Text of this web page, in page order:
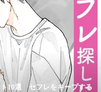
10選 セフレをキープする